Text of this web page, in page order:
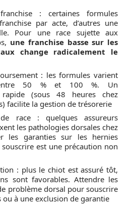
: certaines formules
par acte, d’autres une
Pour une race sujette aux
une franchise basse sur les
change radicalement le
: les formules varient
entre 50 % et 100 %. Un
rapide (sous 48 heures chez
facilite la gestion de trésorerie
race : quelques assureurs
les pathologies dorsales chez
les garanties sur les hernies
est une précaution non
: plus le chiot est assuré tôt,
sont favorables. Attendre les
problème dorsal pour souscrire
ou à une exclusion de garantie